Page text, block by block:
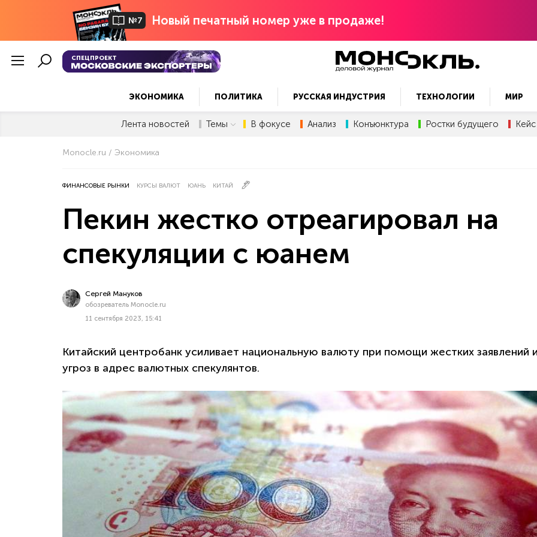
№7 Новый печатный номер уже в продаже!
СПЕЦПРОЕКТ
ЭКОНОМИКА ПОЛИТИКА РУССКАЯ ИНДУСТРИЯ ТЕХНОЛОГИИ МИР
Лента новостей Темы В фокусе Анализ Конъюнктура Ростки будущего Кейс
Monocle.ru Экономика
ФИНАНСОВЫЕ РЫНКИ КУРСЫ ВАЛЮТ ЮАНЬ КИТАЙ
Пекин жестко отреагировал на
спекуляции с юанем
Сергей Мануков
обозреватель Monocle.ru
11 сентября 2023, 15:41
Китайский центробанк усиливает национальную валюту при помощи жестких заявлений
угроз в адрес валютных спекулянтов.